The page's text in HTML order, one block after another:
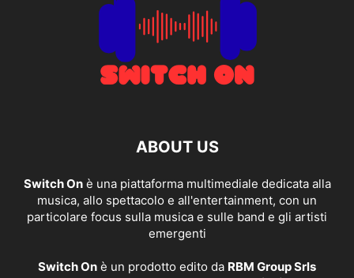
ABOUT US
Switch Onè una piattaforma multimediale dedicata alla
musica, allo spettacolo e all'entertainment, con un
particolare focus sulla musica e sulle band e gli artisti
emergenti
Switch On è un prodotto edito da RBM Group Srls